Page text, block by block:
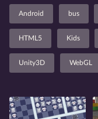
Android bus
HTML5 Kids
Unity3D WebGL